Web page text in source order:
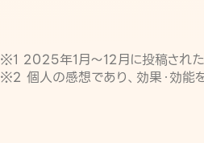
※1 2025年1月〜12月に投稿された
※2 個人の感想であり、効果・効能